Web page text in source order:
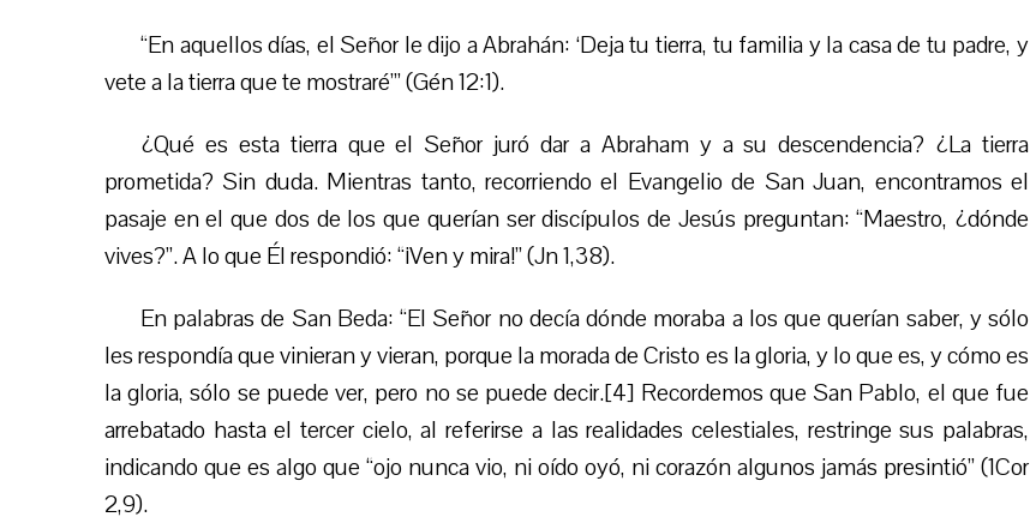
“En aquellos días, el Señor le dijo a Abrahán: ‘Deja tu tierra, tu familia y la casa de tu padre, y
vete a la tierra que te mostraré’” (Gén 12:1).
¿Qué es esta tierra que el Señor juró dar a Abraham y a su descendencia? ¿La tierra
prometida? Sin duda. Mientras tanto, recorriendo el Evangelio de San Juan, encontramos el
pasaje en el que dos de los que querían ser discípulos de Jesús preguntan: “Maestro, ¿dónde
vives?”. A lo que Él respondió: “¡Ven y mira!” (Jn 1,38).
En palabras de San Beda: “El Señor no decía dónde moraba a los que querían saber, y sólo
les respondía que vinieran y vieran, porque la morada de Cristo es la gloria, y lo que es, y cómo es
la gloria, sólo se puede ver, pero no se puede decir.[4] Recordemos que San Pablo, el que fue
arrebatado hasta el tercer cielo, al referirse a las realidades celestiales, restringe sus palabras,
indicando que es algo que “ojo nunca vio, ni oído oyó, ni corazón algunos jamás presintió” (1Cor
2,9).